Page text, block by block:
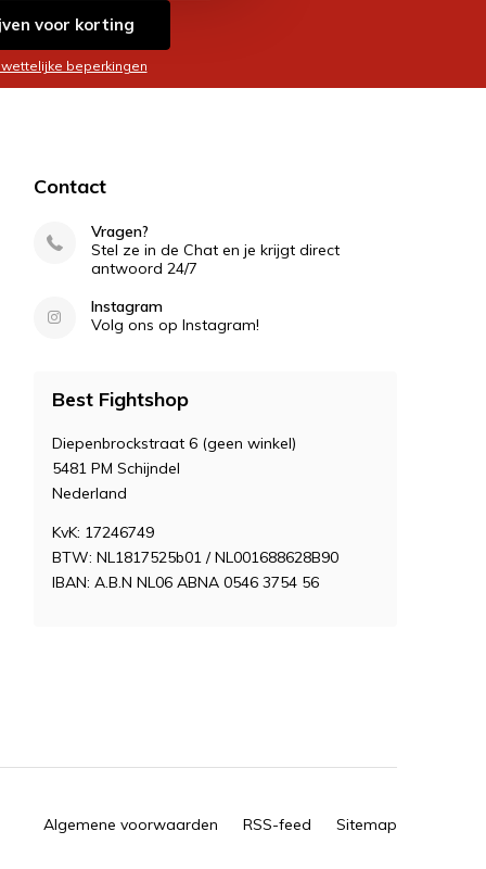
voor korting
beperkingen
Contact
Vragen?
Stel ze in de Chat en je krijgt direct
antwoord 24/7
Instagram
Volg ons op Instagram!
Best Fightshop
Diepenbrockstraat 6 (geen winkel)
5481 PM Schijndel
Nederland
KvK: 17246749
BTW: NL1817525b01 / NL001688628B90
IBAN: A.B.N NL06 ABNA 0546 3754 56
Algemene voorwaarden RSS-feed Sitemap